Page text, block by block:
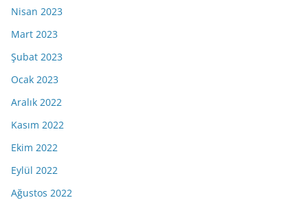
Nisan 2023
Mart 2023
Şubat 2023
Ocak 2023
Aralık 2022
Kasım 2022
Ekim 2022
Eylül 2022
Ağustos 2022